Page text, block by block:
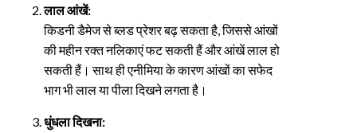
लाल आंखें:
किडनी डैमेज से ब्लड प्रेशर बढ़ सकता है, जिससे आंखों
की महीन रक्त नलिकाएं फट सकती हैं और आंखें लाल हो
सकती हैं। साथ ही एनीमिया के कारण आंखों का सफेद
भाग भी लाल या पीला दिखने लगता है।
धुंधला दिखना: